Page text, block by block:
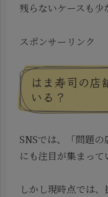
残らないケースも少
スポンサーリンク
はま寿司の店
いる？
SNSでは、「問題
にも注目が集まって
しかし現時点では